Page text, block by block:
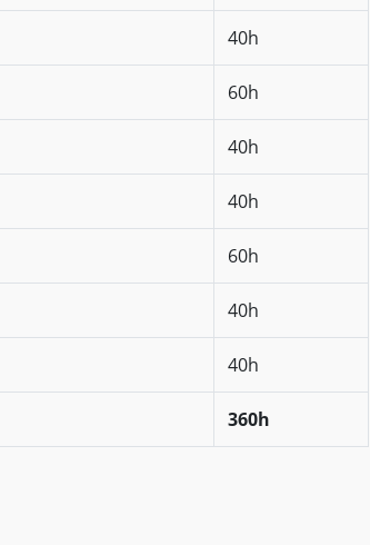
40h
60h
40h
40h
60h
40h
40h
360h